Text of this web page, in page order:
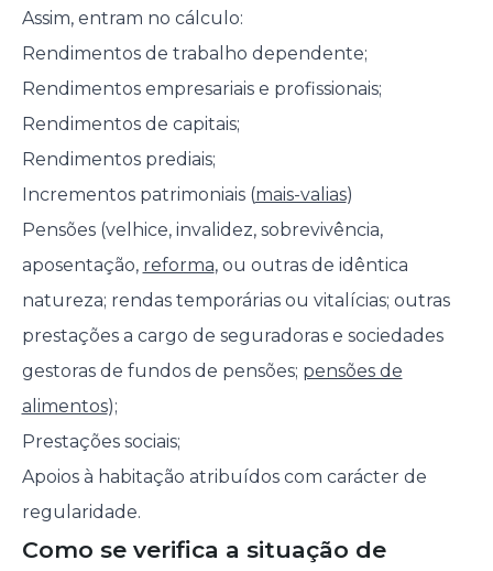
Assim, entram no cálculo:
Rendimentos de trabalho dependente;
Rendimentos empresariais e profissionais;
Rendimentos de capitais;
Rendimentos prediais;
Incrementos patrimoniais (mais-valias)
Pensões (velhice, invalidez, sobrevivência,
aposentação, reforma, ou outras de idêntica
natureza; rendas temporárias ou vitalícias; outras
prestações a cargo de seguradoras e sociedades
gestoras de fundos de pensões; pensões de
alimentos);
Prestações sociais;
Apoios à habitação atribuídos com carácter de
regularidade.
Como se verifica a situação de